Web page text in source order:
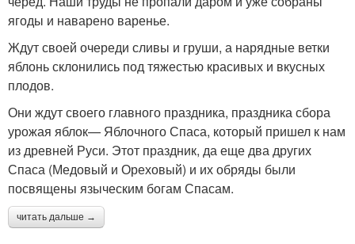
ягоды и наварено варенье.
Ждут своей очереди сливы и груши, а нарядные ветки
яблонь склонились под тяжестью красивых и вкусных
плодов.
Они ждут своего главного праздника, праздника сбора
урожая яблок— Яблочного Спаса, который пришел к нам
из древней Руси. Этот праздник, да еще два других
Спаса (Медовый и Ореховый) и их обряды были
посвящены языческим богам Спасам.
читать дальше →